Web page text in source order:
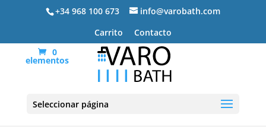
+34 968 100 673
info@varobath.com
Carrito
Contacto
0
elementos
Seleccionar páginaLavabos De Baño